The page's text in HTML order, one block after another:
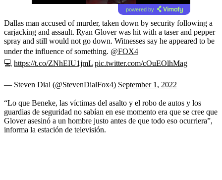
powered by
Dallas man accused of murder, taken down by security following a
carjacking and assault. Ryan Glover was hit with a taser and pepper
spray and still would not go down. Witnesses say he appeared to be
under the influence of something. @FOX4
💻 https://t.co/ZNhEIU1jmL pic.twitter.com/cOuEOlhMag
— Steven Dial (@StevenDialFox4) September 1, 2022
“Lo que Beneke, las víctimas del asalto y el robo de autos y los
guardias de seguridad no sabían en ese momento era que se cree que
Glover asesinó a un hombre justo antes de que todo eso ocurriera”,
informa la estación de televisión.